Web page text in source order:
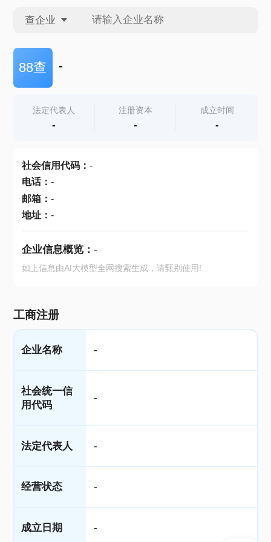
查企业
查企业
查产地
88查 -
法定代表人
-
注册资本
-
成立时间
-
社会信用代码： -
电话： -
邮箱： -
地址： -
企业信息概览： -
如上信息由AI大模型全网搜索生成，请甄别使用!
工商注册
企业名称 -
社会统一信
用代码
-
法定代表人 -
经营状态 -
成立日期 -